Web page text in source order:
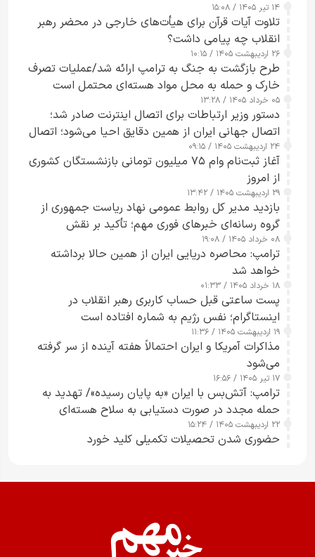
۱۴ تیر ۱۴۰۵ / ۱۵:۰۸
تلاوت آیات قرآن برای هیأت‌های خارجی در محضر رهبر
انقلاب چه پیامی داشت؟
۲۶ اردیبهشت ۱۴۰۵ / ۱۰:۱۵
طرح‌ بازگشت به جنگ به ترامپ ارائه شد/عملیات تصرف
خارک و حمله به محل مواد هسته‌ای محتمل است
۰۵ خرداد ۱۴۰۵ / ۱۳:۲۸
دستور وزیر ارتباطات برای اتصال اینترنت صادر شد؛
اتصال جهانی ایران از همین دقایق احیا می‌شود؛ اتصال
کامل مردم تا ۲۴ ساعت آینده
۲۴ اردیبهشت ۱۴۰۵ / ۰۹:۱۵
آغاز ثبت‌نام وام ۷۵ میلیون تومانی بازنشستگان کشوری
از امروز
۲۹ اردیبهشت ۱۴۰۵ / ۱۳:۴۲
بازدید مدیر کل روابط عمومی نهاد ریاست جمهوری از
گروه رسانه‌ای خبرهای فوری مهم؛ تأکید بر نقش
رسانه‌های هوشمند و مسئول در ارتقای آگاهی عمومی
۰۸ خرداد ۱۴۰۵ / ۱۹:۰۸
ترامپ: محاصره دریایی ایران از همین حالا برداشته
خواهد شد
۱۸ خرداد ۱۴۰۵ / ۰۱:۳۳
پست ساعتی قبل حساب کاربری رهبر انقلاب در
اینستاگرام؛ نفس رژیم به شماره افتاده است​
۱۹ اردیبهشت ۱۴۰۵ / ۱۱:۳۶
مذاکرات آمریکا و ایران احتمالاً هفته آینده از سر گرفته
می‌شود
۱۷ تیر ۱۴۰۵ / ۱۶:۵۶
ترامپ: آتش‌بس با ایران «به پایان رسیده»/ تهدید به
حمله مجدد در صورت دستیابی به سلاح هسته‌ای
۲۲ اردیبهشت ۱۴۰۵ / ۱۵:۲۴
حضوری شدن تحصیلات تکمیلی کلید خورد